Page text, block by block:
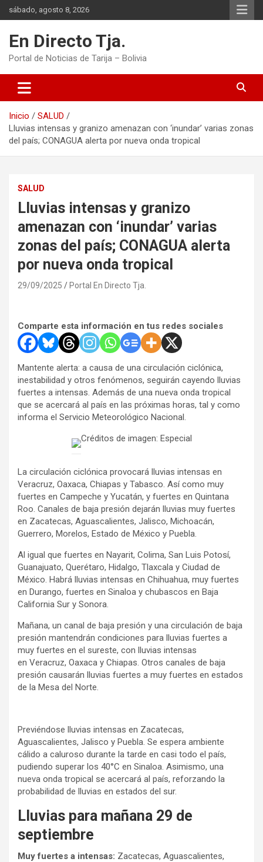
Saltar
al
sábado, agosto 8, 2026
En Directo Tja.
Portal de Noticias de Tarija – Bolivia
Inicio
SALUD
Lluvias intensas y granizo amenazan con ‘inundar’ varias zonas
del país; CONAGUA alerta por nueva onda tropical
SALUD
Lluvias intensas y granizo
amenazan con ‘inundar’ varias
zonas del país; CONAGUA alerta
por nueva onda tropical
29/09/2025 Portal En Directo Tja.
Comparte esta información en tus redes sociales
Mantente alerta: a causa de una circulación ciclónica,
inestabilidad y otros fenómenos, seguirán cayendo lluvias
fuertes a intensas. Además de una nueva onda tropical
que se acercará al país en las próximas horas, tal y como
informa el Servicio Meteorológico Nacional.
Créditos de imagen: Especial
La circulación ciclónica provocará lluvias intensas en
Veracruz, Oaxaca, Chiapas y Tabasco. Así como muy
fuertes en Campeche y Yucatán, y fuertes en Quintana
Roo. Canales de baja presión dejarán lluvias muy fuertes
en Zacatecas, Aguascalientes, Jalisco, Michoacán,
Guerrero, Morelos, Estado de México y Puebla.
Al igual que fuertes en Nayarit, Colima, San Luis Potosí,
Guanajuato, Querétaro, Hidalgo, Tlaxcala y Ciudad de
México. Habrá lluvias intensas en Chihuahua, muy fuertes
en Durango, fuertes en Sinaloa y chubascos en Baja
California Sur y Sonora.
Mañana, un canal de baja presión y una circulación de baja
presión mantendrán condiciones para lluvias fuertes a
muy fuertes en el sureste, con lluvias intensas
en Veracruz, Oaxaca y Chiapas. Otros canales de baja
presión causarán lluvias fuertes a muy fuertes en estados
de la Mesa del Norte.
Previéndose lluvias intensas en Zacatecas,
Aguascalientes, Jalisco y Puebla. Se espera ambiente
cálido a caluroso durante la tarde en casi todo el país,
pudiendo superar los 40°C en Sinaloa. Asimismo, una
nueva onda tropical se acercará al país, reforzando la
probabilidad de lluvias en estados del sur.
Lluvias para mañana 29 de
septiembre
Muy fuertes a intensas: Zacatecas, Aguascalientes,